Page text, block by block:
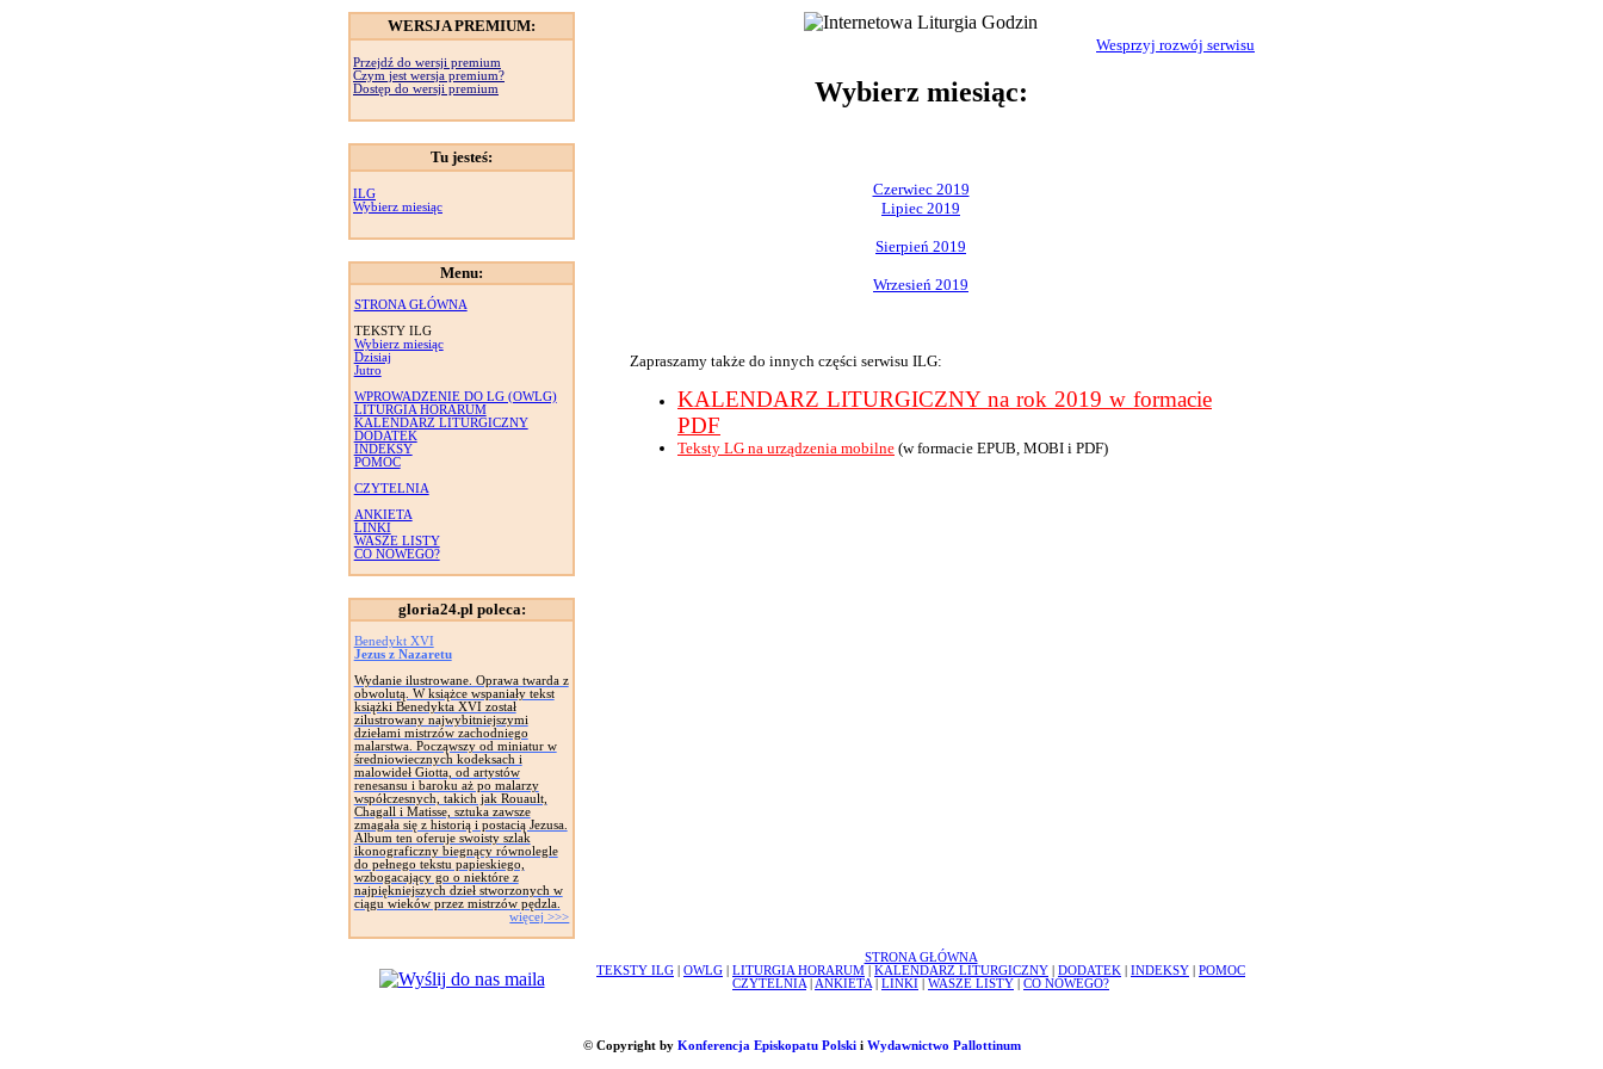
WERSJA PREMIUM:
Przejdź do wersji premium
Czym jest wersja premium?
Dostęp do wersji premium
Tu jesteś:
ILG
Wybierz miesiąc
Menu:
STRONA GŁÓWNA
TEKSTY ILG
Wybierz miesiąc
Dzisiaj
Jutro
WPROWADZENIE DO LG (OWLG)
LITURGIA HORARUM
KALENDARZ LITURGICZNY
DODATEK
INDEKSY
POMOC
CZYTELNIA
ANKIETA
LINKI
WASZE LISTY
CO NOWEGO?
gloria24.pl poleca:
Benedykt XVI
Jezus z Nazaretu
Wydanie ilustrowane. Oprawa twarda z
obwolutą. W książce wspaniały tekst
książki Benedykta XVI został
zilustrowany najwybitniejszymi
dziełami mistrzów zachodniego
malarstwa. Począwszy od miniatur w
średniowiecznych kodeksach i
malowideł Giotta, od artystów
renesansu i baroku aż po malarzy
współczesnych, takich jak Rouault,
Chagall i Matisse, sztuka zawsze
zmagała się z historią i postacią Jezusa.
Album ten oferuje swoisty szlak
ikonograficzny biegnący równolegle
do pełnego tekstu papieskiego,
wzbogacający go o niektóre z
najpiękniejszych dzieł stworzonych w
ciągu wieków przez mistrzów pędzla.
więcej >>>
Wesprzyj rozwój serwisu
Wybierz miesiąc:
Czerwiec 2019
Lipiec 2019
Sierpień 2019
Wrzesień 2019
Zapraszamy także do innych części serwisu ILG:
KALENDARZ LITURGICZNY na rok 2019 w formacie
PDF
Teksty LG na urządzenia mobilne (w formacie EPUB, MOBI i PDF)
STRONA GŁÓWNA
TEKSTY ILG
OWLG LITURGIA HORARUM KALENDARZ LITURGICZNY DODATEK INDEKSY
POMOC
CZYTELNIA
ANKIETA LINKI WASZE LISTY CO NOWEGO?
© Copyright by Konferencja Episkopatu Polskii Wydawnictwo Pallottinum